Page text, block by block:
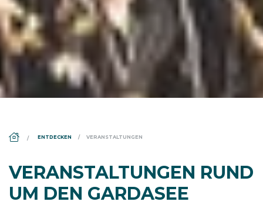
ENTDECKEN VERANSTALTUNGEN
VERANSTALTUNGEN RUND
UM DEN GARDASEE